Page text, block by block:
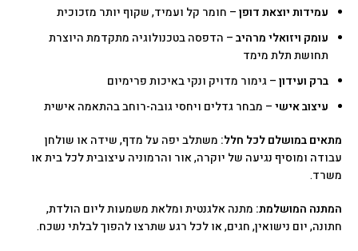
עמידות יוצאת דופן– חומר קל ועמיד, שקוף יותר מזכוכית
עומק ויזואלי מרהיב– הדפסה בטכנולוגיה מתקדמת היוצרת
תחושת תלת מימד
ברק ועידון– גימור מדויק ונקי באיכות פרימיום
עיצוב אישי– מבחר גדלים ויחסי גובה-רוחב בהתאמה אישית
מתאים במושלם לכל חלל: משתלב יפה על מדף, שידה או שולחן
עבודה ומוסיף נגיעה של יוקרה, אור והרמוניה עיצובית לכל בית או
משרד.
המתנה המושלמת: מתנה אלגנטית ומלאת משמעות ליום הולדת,
חתונה, יום נישואין, חגים, או לכל רגע שתרצו להפוך לבלתי נשכח.